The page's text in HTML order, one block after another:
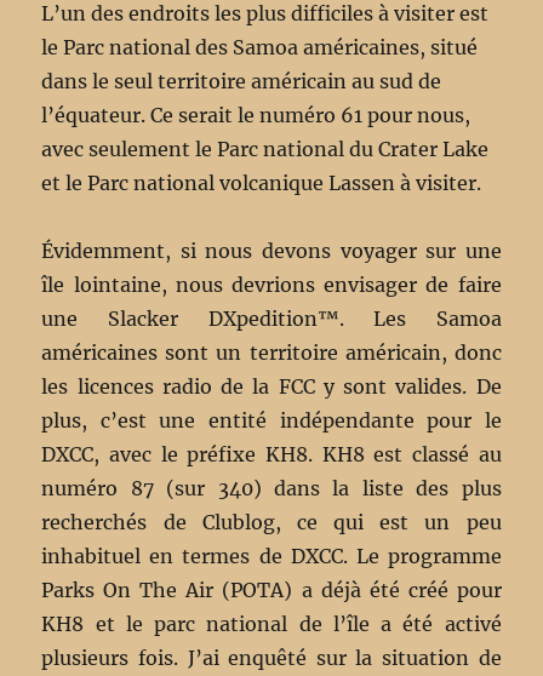
L’un des endroits les plus difficiles à visiter est
le Parc national des Samoa américaines, situé
dans le seul territoire américain au sud de
l’équateur. Ce serait le numéro 61 pour nous,
avec seulement le Parc national du Crater Lake
et le Parc national volcanique Lassen à visiter.
Évidemment, si nous devons voyager sur une
île lointaine, nous devrions envisager de faire
une Slacker DXpedition™. Les Samoa
américaines sont un territoire américain, donc
les licences radio de la FCC y sont valides. De
plus, c’est une entité indépendante pour le
DXCC, avec le préfixe KH8. KH8 est classé au
numéro 87 (sur 340) dans la liste des plus
recherchés de Clublog, ce qui est un peu
inhabituel en termes de DXCC. Le programme
Parks On The Air (POTA) a déjà été créé pour
KH8 et le parc national de l’île a été activé
plusieurs fois. J’ai enquêté sur la situation de